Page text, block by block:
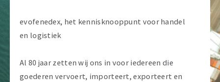
evofenedex, het kennisknooppunt voor handel
en logistiek
Al 80 jaar zetten wij ons in voor iedereen die
goederen vervoert, importeert, exporteert en